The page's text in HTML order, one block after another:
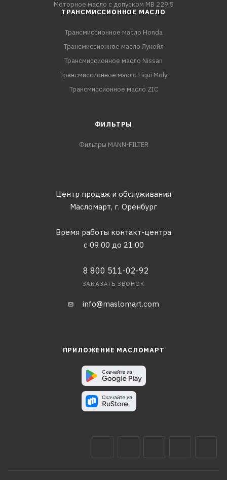
Моторное масло с допуском MB 229.5
ТРАНСМИССИОННОЕ МАСЛО
Трансмиссионное масло Honda
Трансмиссионное масло Лукойл
Трансмиссионное масло Nissan
Трансмиссионное масло Liqui Moly
Трансмиссионное масло ZIC
ФИЛЬТРЫ
Фильтры MANN-FILTER
Центр продаж и обслуживания
Масломарт, г. Оренбург
Время работы контакт-центра
с 09:00 до 21:00
8 800 511-02-92
ЗАКАЗАТЬ ЗВОНОК
info@maslomart.com
ПРИЛОЖЕНИЕ МАСЛОМАРТ